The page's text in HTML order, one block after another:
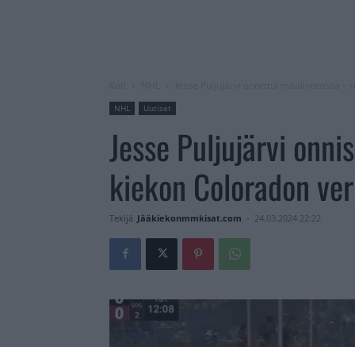
NHL Uutiset
Jesse Puljujärvi
kiekon Coloradon
Tekijä Jääkiekonmmkisat.com - 24.03.2024 22:22